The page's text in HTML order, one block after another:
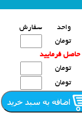
واحد
سفارش
تومان
حاصل فرمایید
تومان
تومان